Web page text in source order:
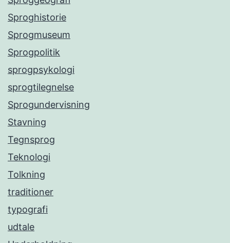
Sproghistorie
Sprogmuseum
Sprogpolitik
sprogpsykologi
sprogtilegnelse
Sprogundervisning
Stavning
Tegnsprog
Teknologi
Tolkning
traditioner
typografi
udtale